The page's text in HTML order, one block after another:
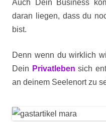
Auch Dein Business
daran liegen, dass du
bist.
Denn wenn du wirklich
Dein Privatleben sich
an deinem Seelenort zu